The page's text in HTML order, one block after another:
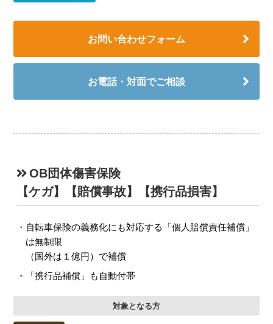
お問い合わせフォーム
お電話・対面でご相談
OB団体傷害保険
【ケガ】【賠償事故】【携行品損害】
自転車保険の義務化にも対応する「個人賠償責任補償」
は無制限
（国外は１億円）で補償
「携行品補償」も自動付帯
対象となる方